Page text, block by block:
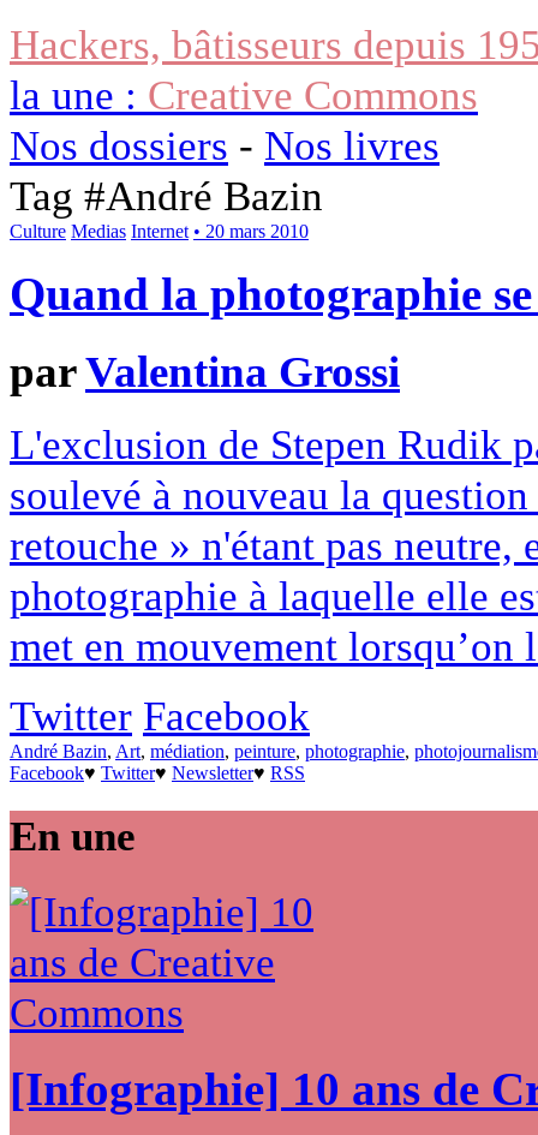
Hackers, bâtisseurs depuis
la une : Creative Commons
Nos dossiers - Nos livres
Tag #André Bazin
Culture Medias Internet • 20 mars 2010
Quand la photographie
parValentina Grossi
L'exclusion de Stepen Rudik
soulevé à nouveau la
retouche » n'étant pas
photographie à laquelle elle
met en mouvement lorsqu’on
Twitter Facebook
André Bazin, Art, médiation, peinture, photographie,
Facebook♥ Twitter♥ Newsletter♥ RSS
En une
[Infographie] 10 ans de